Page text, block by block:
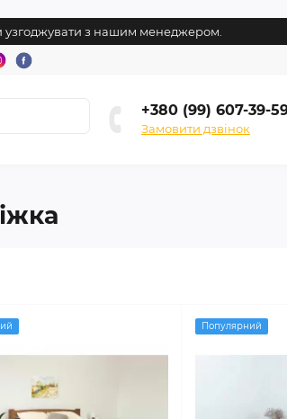
узгоджувати з нашим менеджером.
+380 (99) 607-39-
Замовити дзвінок
Популярний